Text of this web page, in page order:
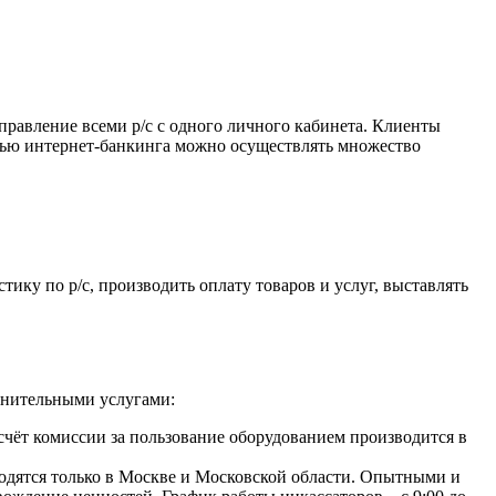
всеми р/с с одного личного кабинета. Клиенты
интернет-банкинга можно осуществлять множество
по р/с, производить оплату товаров и услуг, выставлять
услугами:
комиссии за пользование оборудованием производится в
только в Москве и Московской области. Опытными и